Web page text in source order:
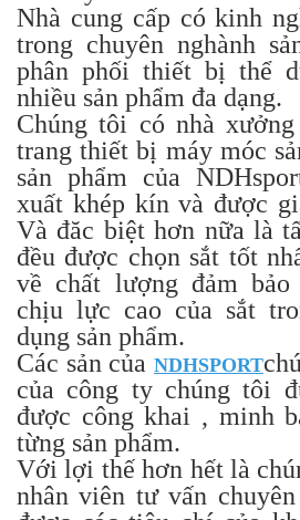
Nhà cung cấp có kinh
trong chuyên nghành
phân phối thiết bị thể
nhiều sản phẩm đa dạng.
Chúng tôi có nhà
trang thiết bị máy móc
sản phẩm của
xuất khép kín và được
Và đăc biệt hơn nữa là
đều được chọn sắt tốt
về chất lượng đảm
chịu lực cao của sắt
dụng sản phẩm.
Các sản của NDHSPORT
của công ty chúng tôi
được công khai , minh
từng sản phẩm.
Với lợi thế hơn hết là
nhân viên tư vấn